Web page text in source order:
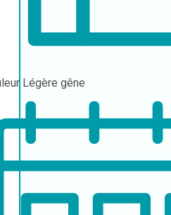
Légère gêne